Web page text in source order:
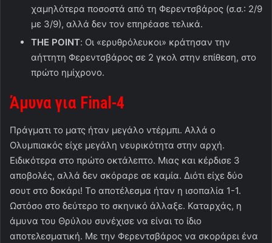
χαμηλότερα ποσοστά από τη Φερεντσβάρος (σ.σ.: 2/9
με 3/9), αλλά δεν τον επηρέασε τελικά.
THE POINT: Οι «ερυθρόλευκοι» κράτησαν την
αήττητη Φερεντσβάρος σε 2 γκολ στην επίθεση, στο
πρώτο ημίχρονο.
Άμυνα για Final-4
Πράγματι το ματς ήταν μεγάλο ντέρμπι. Αλλά ο
Ολυμπιακός είχε μεγάλη νευρικότητα στην αρχή.
Ειδικότερα στο πρώτο οκτάλεπτο. Μιας και κέρδισε 3
αποβολές, αλλά δεν σκόραρε σε καμία. Διότι είχε δύο
σουτ στο δοκάρι! Το αποτέλεσμα ήταν η ισοπαλία 1-1.
Ωστόσο στο δεύτερο το σκηνικό άλλαξε. Καταρχάς, η
άμυνα του Θρύλου συνέχισε να είναι το ίδιο
αποτελεσματική. Με την Φερεντσβάρος να σκοράρει ένα